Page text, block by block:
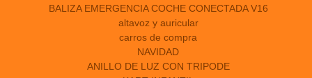
BALIZA EMERGENCIA COCHE CONECTADA V16
altavoz y auricular
carros de compra
NAVIDAD
ANILLO DE LUZ CON TRIPODE